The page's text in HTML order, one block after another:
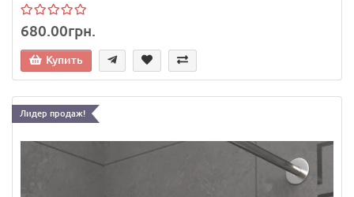
680.00грн.
Купить
Лидер продаж!